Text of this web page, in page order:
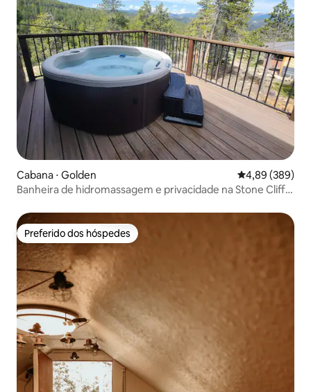
Cabana ⋅ Golden 4,89 de uma
4,89 (389)
Banheira de hidromassagem e privacidade na Stone Cliff
Preferido dos hóspedes
Preferido dos hóspedes